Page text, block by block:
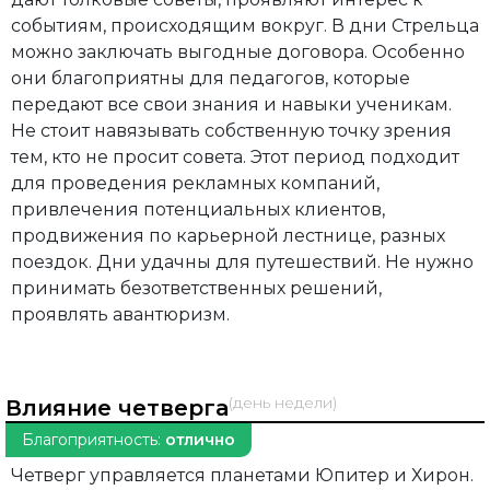
событиям, происходящим вокруг. В дни Стрельца
можно заключать выгодные договора. Особенно
они благоприятны для педагогов, которые
передают все свои знания и навыки ученикам.
Не стоит навязывать собственную точку зрения
тем, кто не просит совета. Этот период подходит
для проведения рекламных компаний,
привлечения потенциальных клиентов,
продвижения по карьерной лестнице, разных
поездок. Дни удачны для путешествий. Не нужно
принимать безответственных решений,
проявлять авантюризм.
Влияние четверга(день недели)
Благоприятность: отлично
Четверг управляется планетами Юпитер и Хирон.